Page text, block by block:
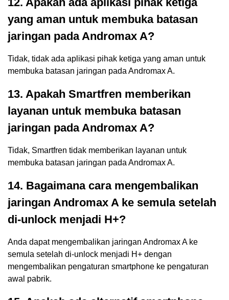
yang aman untuk membuka batasan
jaringan pada Andromax A?
Tidak, tidak ada aplikasi pihak ketiga yang aman untuk
membuka batasan jaringan pada Andromax A.
13. Apakah Smartfren memberikan
layanan untuk membuka batasan
jaringan pada Andromax A?
Tidak, Smartfren tidak memberikan layanan untuk
membuka batasan jaringan pada Andromax A.
14. Bagaimana cara mengembalikan
jaringan Andromax A ke semula setelah
di-unlock menjadi H+?
Anda dapat mengembalikan jaringan Andromax A ke
semula setelah di-unlock menjadi H+ dengan
mengembalikan pengaturan smartphone ke pengaturan
awal pabrik.